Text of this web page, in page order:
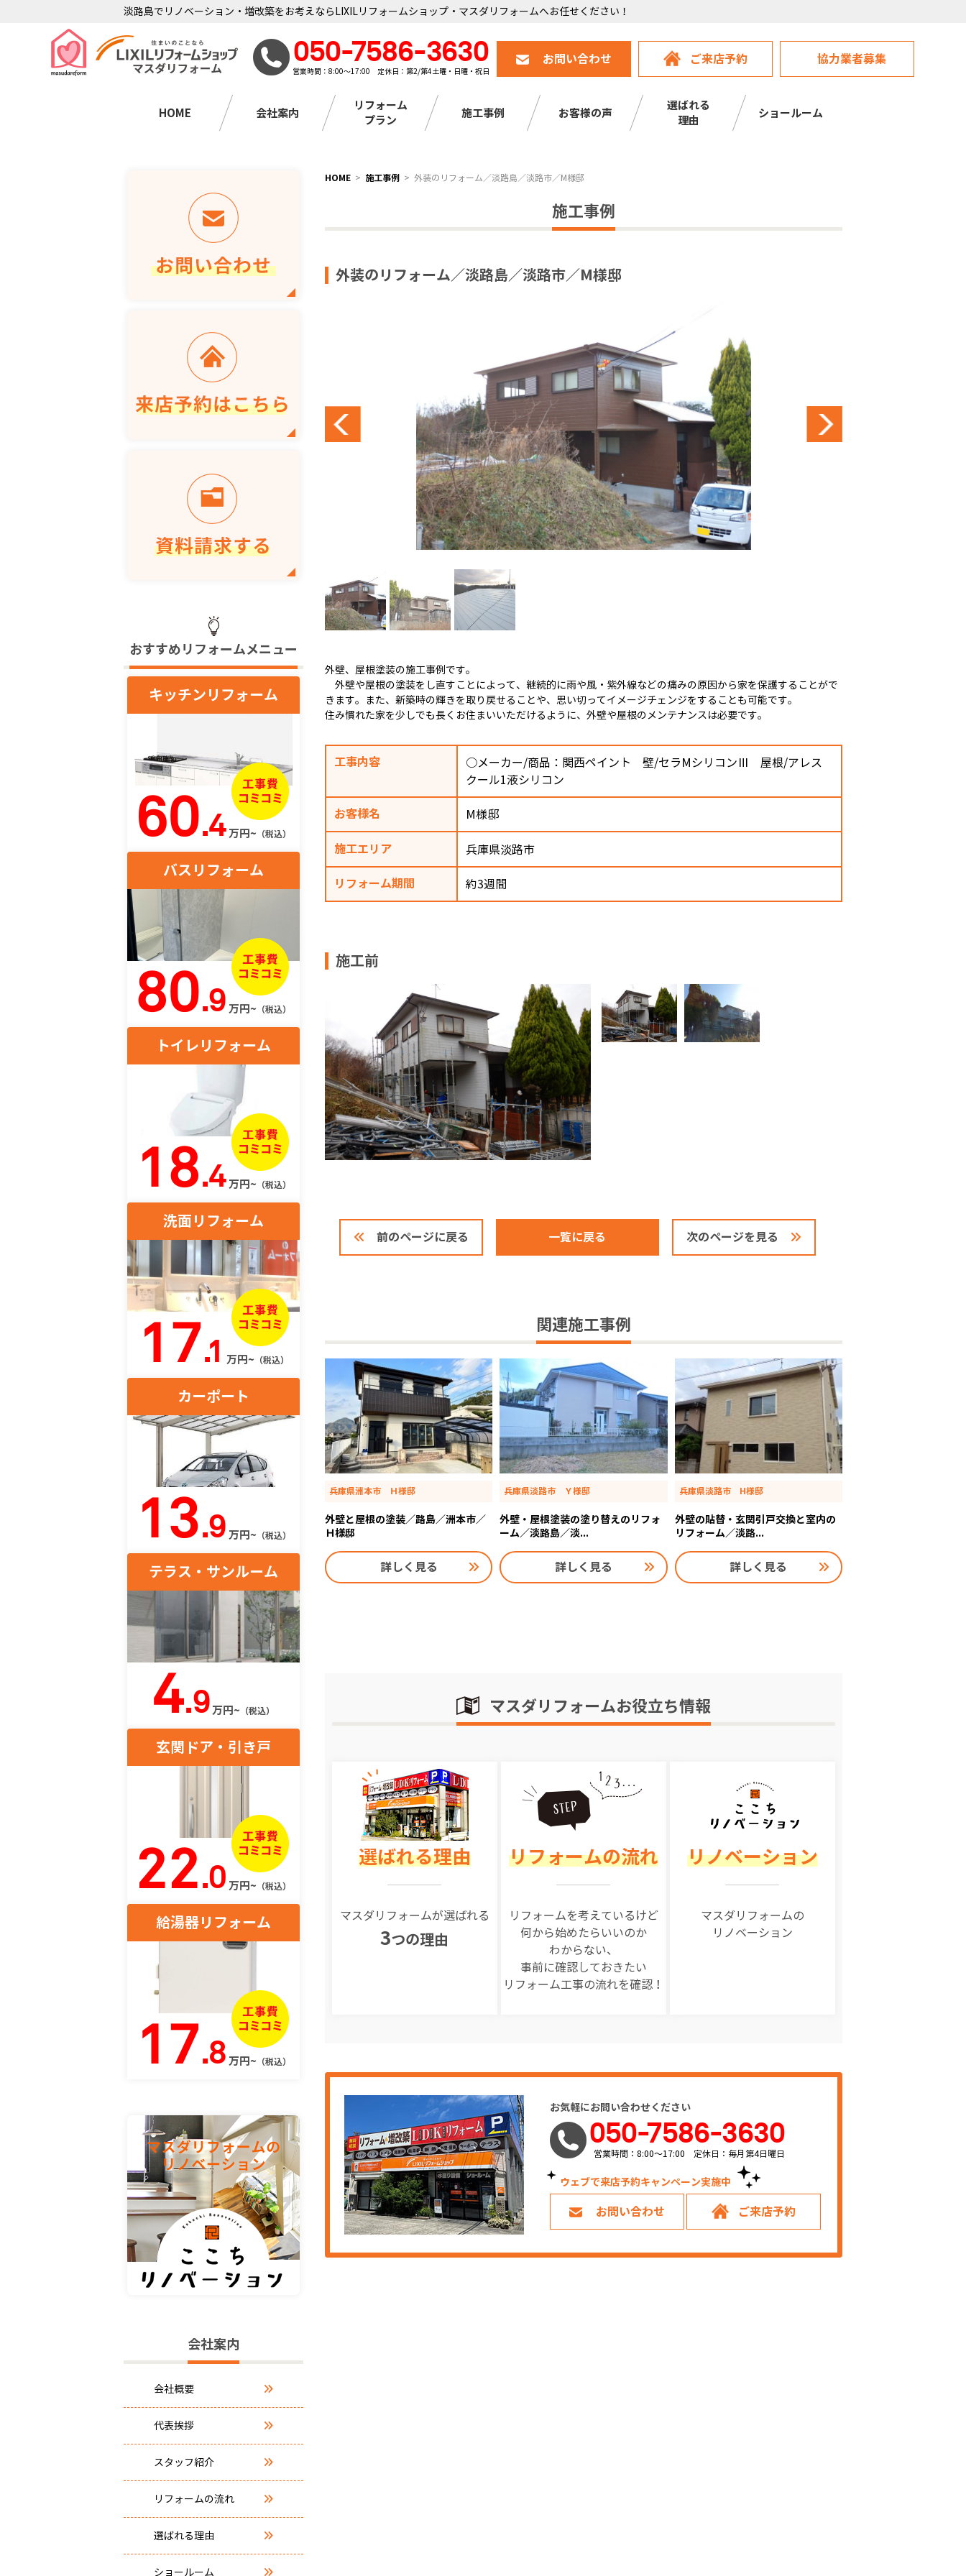
淡路島でリノベーション・増改築をお考えならLIXILリフォームショップ・マスダリフォームへお任せください！
050-7586-3630
営業時間：8:00～17:00 定休日：第2/第4土曜・日曜・祝日
お問い合わせ ご来店予約 協力業者募集
HOME 会社案内
リフォーム
プラン
施工事例 お客様の声
選ばれる
理由
ショールーム
HOME 施工事例 外装のリフォーム／淡路島／淡路市／M様邸
施工事例
外装のリフォーム／淡路島／淡路市／M様邸
外壁、屋根塗装の施工事例です。
外壁や屋根の塗装をし直すことによって、継続的に雨や風・紫外線などの痛みの原因から家を保護することがで
きます。また、新築時の輝きを取り戻せることや、思い切ってイメージチェンジをすることも可能です。
住み慣れた家を少しでも長くお住まいいただけるように、外壁や屋根のメンテナンスは必要です。
工事内容
○メーカー/商品：関西ペイント 壁/セラMシリコンⅢ 屋根/アレス
クール1液シリコン
お客様名 M様邸
施工エリア 兵庫県淡路市
リフォーム期間 約3週間
施工前
前のページに戻る 一覧に戻る 次のページを見る
関連施工事例
兵庫県洲本市 Ｈ様邸
外壁と屋根の塗装／路島／洲本市／
Ｈ様邸
詳しく見る
兵庫県淡路市 Ｙ様邸
外壁・屋根塗装の塗り替えのリフォ
ーム／淡路島／淡...
詳しく見る
兵庫県淡路市 H様邸
外壁の貼替・玄関引戸交換と室内の
リフォーム／淡路...
詳しく見る
マスダリフォームお役立ち情報
選ばれる理由
マスダリフォームが選ばれる
3つの理由
リフォームの流れ
リフォームを考えているけど
何から始めたらいいのか
わからない、
事前に確認しておきたい
リフォーム工事の流れを確認！
リノベーション
マスダリフォームの
リノベーション
お気軽にお問い合わせください
050-7586-3630
営業時間：8:00～17:00 定休日：毎月第4日曜日
ウェブで来店予約キャンペーン実施中！
お問い合わせ ご来店予約
おすすめリフォームメニュー
キッチンリフォーム
60.4万円~ （税込）
バスリフォーム
80.9 万円~ （税込）
トイレリフォーム
18.4万円~ （税込）
洗面リフォーム
17.1 万円~ （税込）
カーポート
13.9 万円~ （税込）
テラス・サンルーム
4.9万円~ （税込）
玄関ドア・引き戸
22.0 万円~ （税込）
給湯器リフォーム
17.8 万円~ （税込）
会社案内
会社概要
代表挨拶
スタッフ紹介
リフォームの流れ
選ばれる理由
ショールーム